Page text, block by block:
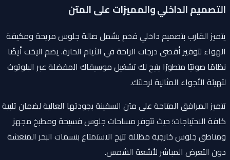
التصميم الداخلي والمميزات على المتن
يتميز القارب بتصميم داخلي فخم يشمل صالة جلوس مريحة ومكيفة
الهواء لتوفير أقصى درجات الراحة في الأيام الحارة. يضم اليخت أيضًا
نظامًا صوتيًا متطورًا يتيح لك تشغيل موسيقاك المفضلة عبر البلوتوث
لتهيئة الأجواء المثالية لرحلتك.
تتميز المرافق المتاحة على متن السفينة بجودتها العالية لضمان تلبية
كافة الاحتياجات؛ حيث تتوفر مساحات جلوس فسيحة ومطبخ مجهز
ومناطق جلوس خارجية مظللة تتيح الاستمتاع بنسمات البحر المنعشة
دون التعرض المباشر لأشعة الشمس.